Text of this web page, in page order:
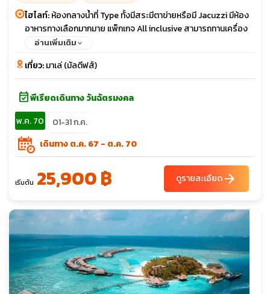
ไฮไลท์:ห้องกลางน้ำที่ Type ทั้งมีสระมีตาข่ายหรือมี Jacuzzi มีห้อง
อาหารทางเลือกมากมาย แพ็กเกจ All inclusive สามารถทานเครื่อง
ดื่มที่บาร์ได้ไม่อั้น มีกิจกรรม Feeding ให้อาหารปลากระเบนและฉลาม
อ่านเพิ่มเติม
เที่ยว:มาเล่ (มัลดีฟส์)
event_availableพีเรียดเดินทาง วันฉัตรมงคล
พ.ค. 70
01-31 ก.ค.
เดินทาง ต.ค. 67 - ต.ค. 70
เริ่มต้น 25,900 ฿ ดูรายละเอียดarrow_forward